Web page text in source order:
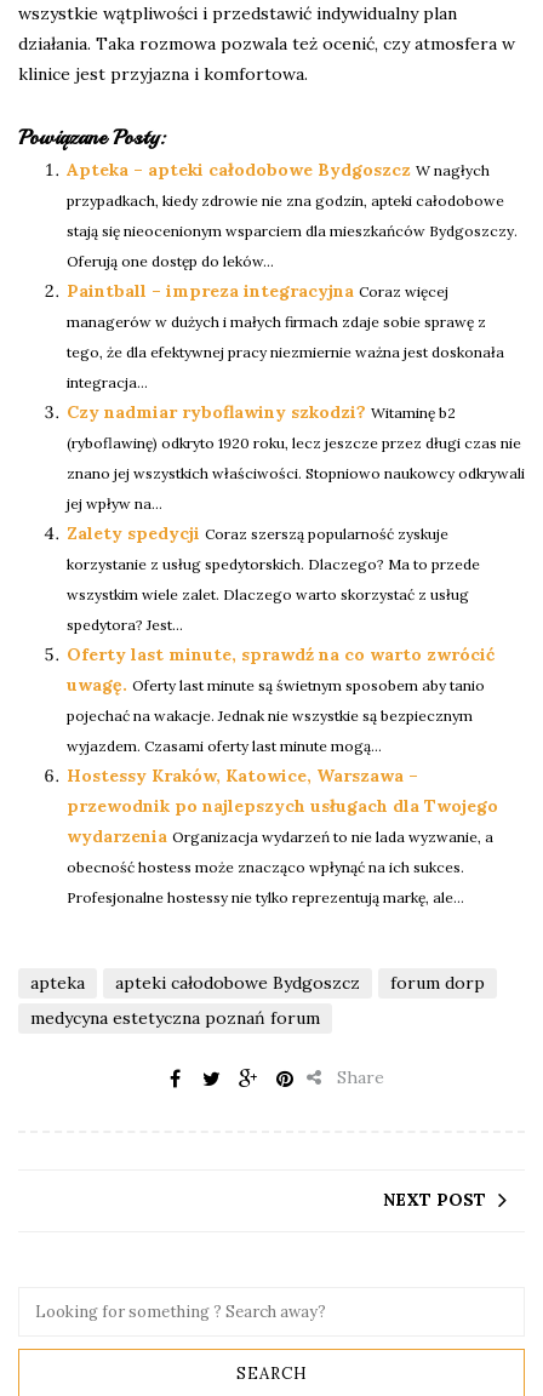
wszystkie wątpliwości i przedstawić indywidualny plan
działania. Taka rozmowa pozwala też ocenić, czy atmosfera w
klinice jest przyjazna i komfortowa.
Powiązane Posty:
Apteka – apteki całodobowe Bydgoszcz W nagłych
przypadkach, kiedy zdrowie nie zna godzin, apteki całodobowe
stają się nieocenionym wsparciem dla mieszkańców Bydgoszczy.
Oferują one dostęp do leków...
Paintball – impreza integracyjna Coraz więcej
managerów w dużych i małych firmach zdaje sobie sprawę z
tego, że dla efektywnej pracy niezmiernie ważna jest doskonała
integracja...
Czy nadmiar ryboflawiny szkodzi? Witaminę b2
(ryboflawinę) odkryto 1920 roku, lecz jeszcze przez długi czas nie
znano jej wszystkich właściwości. Stopniowo naukowcy odkrywali
jej wpływ na...
Zalety spedycji Coraz szerszą popularność zyskuje
korzystanie z usług spedytorskich. Dlaczego? Ma to przede
wszystkim wiele zalet. Dlaczego warto skorzystać z usług
spedytora? Jest...
Oferty last minute, sprawdź na co warto zwrócić
uwagę. Oferty last minute są świetnym sposobem aby tanio
pojechać na wakacje. Jednak nie wszystkie są bezpiecznym
wyjazdem. Czasami oferty last minute mogą...
Hostessy Kraków, Katowice, Warszawa –
przewodnik po najlepszych usługach dla Twojego
wydarzenia Organizacja wydarzeń to nie lada wyzwanie, a
obecność hostess może znacząco wpłynąć na ich sukces.
Profesjonalne hostessy nie tylko reprezentują markę, ale...
apteka apteki całodobowe Bydgoszcz
forum dorp
medycyna estetyczna poznań forum
Share
NEXT POST